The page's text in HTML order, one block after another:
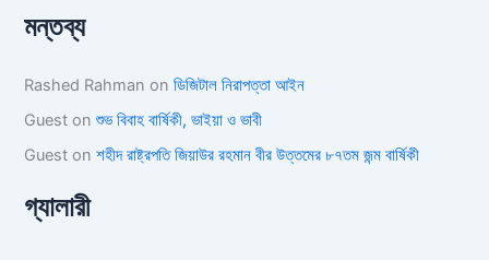
মন্তব্য
Rashed Rahman onডিজিটাল নিরাপত্তা আইন
Guest onশুভ বিবাহ বার্ষিকী, ভাইয়া ও ভাবী
Guest onশহীদ রাষ্ট্রপতি জিয়াউর রহমান বীর উত্তমের ৮৭তম জন্ম বার্ষিকী
গ্যালারী